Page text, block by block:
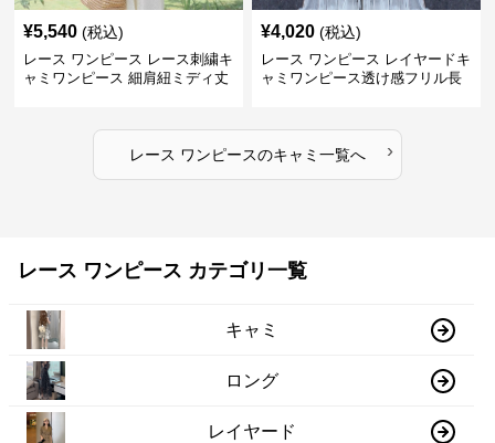
¥5,540 (税込)
レース ワンピース レース刺繍キ
ャミワンピース 細肩紐ミディ丈
¥4,020 (税込)
レース ワンピース レイヤードキ
ャミワンピース透け感フリル長
レース ワンピースのキャミ 一覧へ ›
レース ワンピース カテゴリ一覧
キャミ
ロング
レイヤード